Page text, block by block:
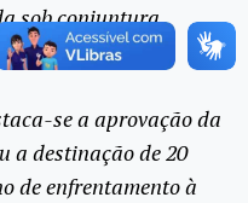
sob conjuntura
adversa.
se a aprovação da
a destinação de 20
de enfrentamento à